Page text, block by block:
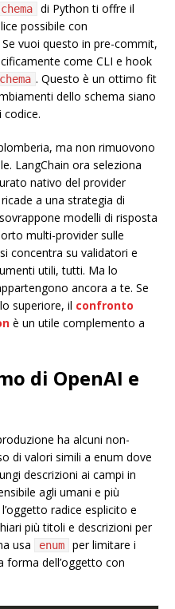
di Python ti offre il
possibile con
Se vuoi questo in pre-commit,
come CLI e hook
. Questo è un ottimo fit
dello schema siano
ma non rimuovono
LangChain ora seleziona
nativo del provider
a una strategia di
modelli di risposta
multi-provider sulle
concentra su validatori e
utili, tutti. Ma lo
ancora a te. Se
superiore, il confronto
è un utile complemento a
di OpenAI e
ha alcuni non-
di valori simili a enum dove
descrizioni ai campi in
agli umani e più
radice esplicito e
più titoli e descrizioni per
usa
enum
per limitare i
forma dell’oggetto con